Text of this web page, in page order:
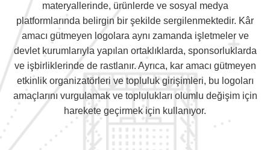
materyallerinde, ürünlerde ve sosyal medya
platformlarında belirgin bir şekilde sergilenmektedir. Kâr
amacı gütmeyen logolara aynı zamanda işletmeler ve
devlet kurumlarıyla yapılan ortaklıklarda, sponsorluklarda
ve işbirliklerinde de rastlanır. Ayrıca, kar amacı gütmeyen
etkinlik organizatörleri ve topluluk girişimleri, bu logoları
amaçlarını vurgulamak ve toplulukları olumlu değişim için
harekete geçirmek için kullanıyor.